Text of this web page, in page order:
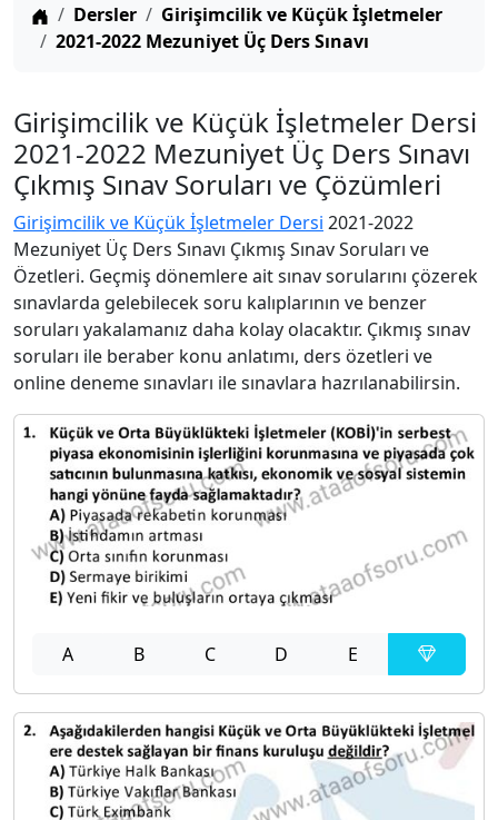
Anasayfa
Dersler
Girişimcilik ve Küçük İşletmeler
2021-2022 Mezuniyet Üç Ders Sınavı
Girişimcilik ve Küçük İşletmeler Dersi
2021-2022 Mezuniyet Üç Ders Sınavı
Çıkmış Sınav Soruları ve Çözümleri
Girişimcilik ve Küçük İşletmeler Dersi 2021-2022
Mezuniyet Üç Ders Sınavı Çıkmış Sınav Soruları ve
Özetleri. Geçmiş dönemlere ait sınav sorularını çözerek
sınavlarda gelebilecek soru kalıplarının ve benzer
soruları yakalamanız daha kolay olacaktır. Çıkmış sınav
soruları ile beraber konu anlatımı, ders özetleri ve
online deneme sınavları ile sınavlara hazrılanabilirsin.
A B C D E